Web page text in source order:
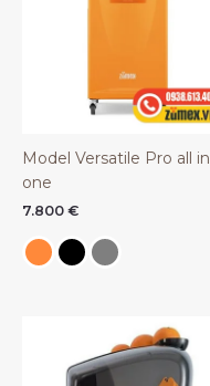
Model Versatile Pro all in
one
7.800 €